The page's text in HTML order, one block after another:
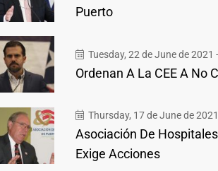
Puerto
Tuesday, 22 de June de 2021
Ordenan A La CEE A No
Thursday, 17 de June de
Asociación De
Exige Acciones